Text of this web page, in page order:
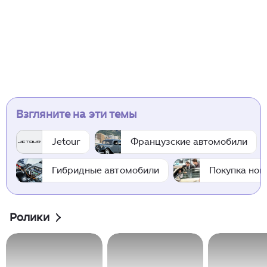
Взгляните на эти темы
Jetour Французские автомобили
Гибридные автомобили Покупка
Ролики